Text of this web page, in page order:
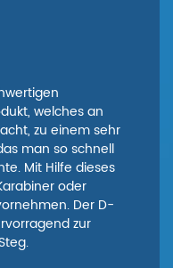
welches an
zu einem sehr
man so schnell
Mit Hilfe dieses
oder
Der D-
zur